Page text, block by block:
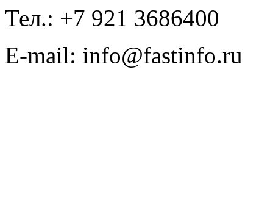
Тел.: +7 921 3686400
E-mail: info@fastinfo.ru